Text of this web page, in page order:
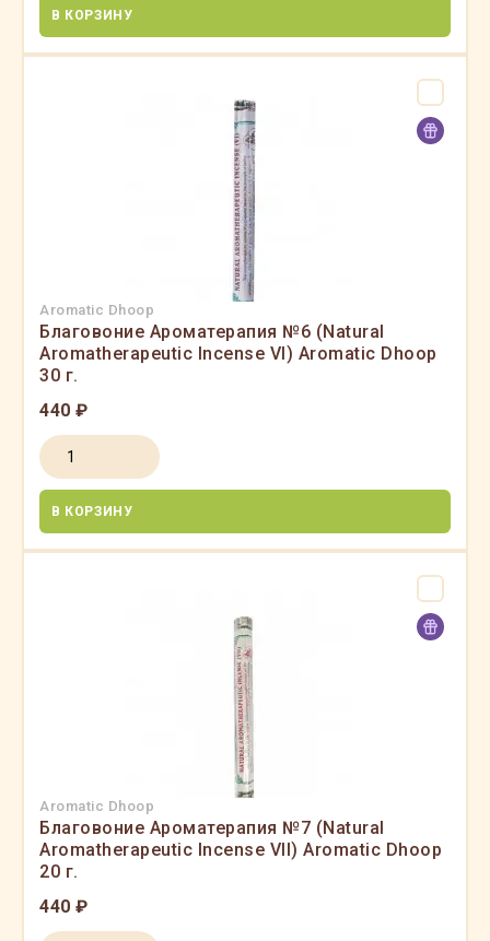
В КОРЗИНУ
Aromatic Dhoop
Благовоние Ароматерапия №6 (Natural
Aromatherapeutic Incense VI) Aromatic Dhoop
30 г.
440 ₽
В КОРЗИНУ
Aromatic Dhoop
Благовоние Ароматерапия №7 (Natural
Aromatherapeutic Incense VII) Aromatic Dhoop
20 г.
440 ₽